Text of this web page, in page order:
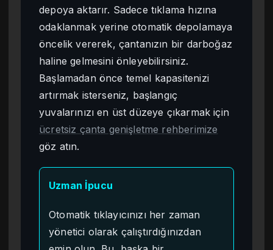
depoya aktarır. Sadece tıklama hızına
odaklanmak yerine otomatik depolamaya
öncelik vererek, çantanızın bir darboğaz
haline gelmesini önleyebilirsiniz.
Başlamadan önce temel kapasitenizi
artırmak isterseniz, başlangıç
yuvalarınızı en üst düzeye çıkarmak için
ücretsiz çanta genişletme rehberimize
göz atın.
Uzman İpucu
Otomatik tıklayıcınızı her zaman
yönetici olarak çalıştırdığınızdan